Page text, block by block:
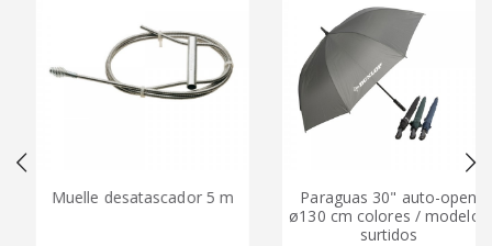
Muelle desatascador 5 m
Paraguas 30" auto-open
ø130 cm colores / modelos
surtidos